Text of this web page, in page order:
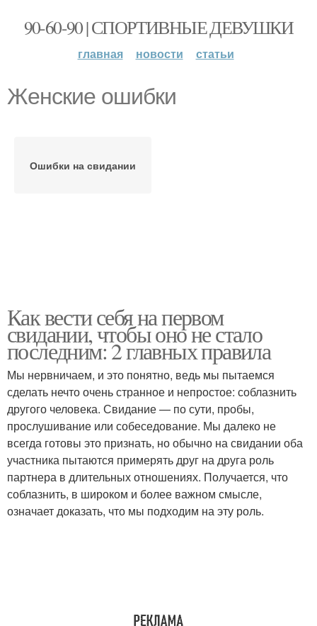
90-60-90 | СПОРТИВНЫЕ ДЕВУШКИ
главная новости статьи
Женские ошибки
Ошибки на свидании
Как вести себя на первом
свидании, чтобы оно не стало
последним: 2 главных правила
Мы нервничаем, и это понятно, ведь мы пытаемся
сделать нечто очень странное и непростое: соблазнить
другого человека. Свидание — по сути, пробы,
прослушивание или собеседование. Мы далеко не
всегда готовы это признать, но обычно на свидании оба
участника пытаются примерять друг на друга роль
партнера в длительных отношениях. Получается, что
соблазнить, в широком и более важном смысле,
означает доказать, что мы подходим на эту роль.